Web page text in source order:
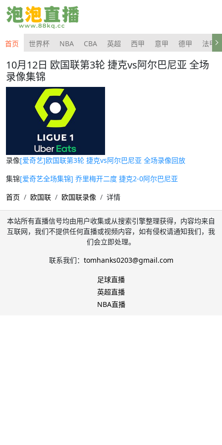
首页 世界杯 NBA CBA 英超 西甲 意甲 德甲 法甲
10月12日 欧国联第3轮 捷克vs阿尔巴尼亚 全场
录像集锦
录像[爱奇艺]欧国联第3轮 捷克vs阿尔巴尼亚 全场录像回放
集锦[爱奇艺全场集锦] 乔里梅开二度 捷克2-0阿尔巴尼亚
首页
欧国联 欧国联录像 详情
本站所有直播信号均由用户收集或从搜索引擎整理获得，内容均来自
互联网，我们不提供任何直播或视频内容，如有侵权请通知我们，我
们会立即处理。
联系我们： tomhanks0203@gmail.com
足球直播
英超直播
NBA直播